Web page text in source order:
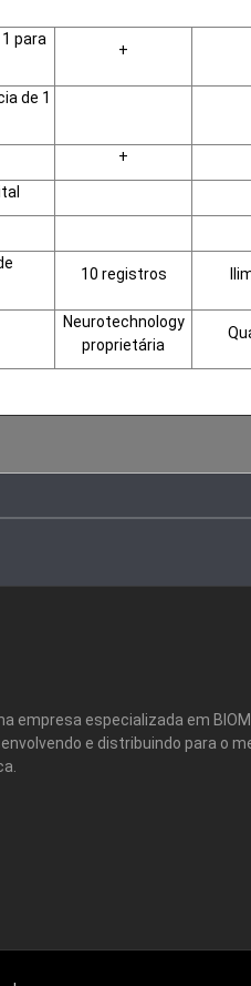
para
+
de 1
+
10 registros
Neurotechnology
proprietária
empresa especializada em
e distribuindo para o